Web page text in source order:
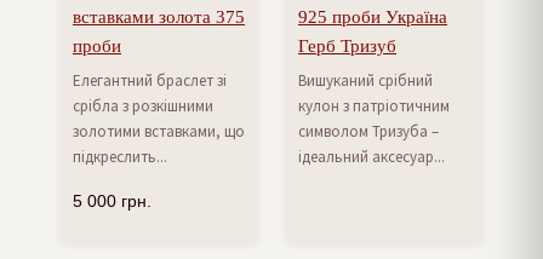
вставками золота 375
проби
Елегантний браслет зі
срібла з розкішними
золотими вставками, що
підкреслить...
5 000 грн.
925 проби Україна
Герб Тризуб
Вишуканий срібний
кулон з патріотичним
символом Тризуба –
ідеальний аксесуар...